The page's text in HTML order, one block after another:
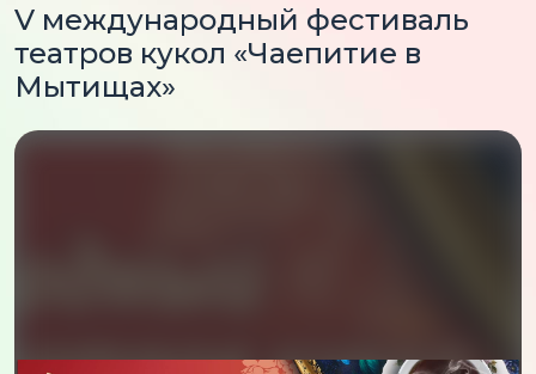
V международный фестиваль
театров кукол «Чаепитие в
Мытищах»